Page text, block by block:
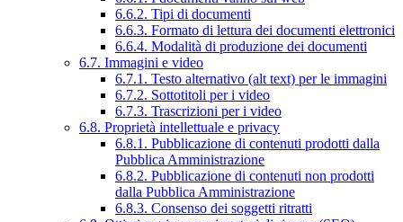
6.6.2. Tipi di documenti
6.6.3. Formato di lettura dei documenti elettronici
6.6.4. Modalità di produzione dei documenti
6.7. Immagini e video
6.7.1. Testo alternativo (alt text) per le immagini
6.7.2. Sottotitoli per i video
6.7.3. Trascrizioni per i video
6.8. Proprietà intellettuale e privacy
6.8.1. Pubblicazione di contenuti prodotti dalla
Pubblica Amministrazione
6.8.2. Pubblicazione di contenuti non prodotti
dalla Pubblica Amministrazione
6.8.3. Consenso dei soggetti ritratti